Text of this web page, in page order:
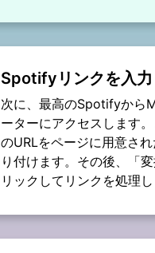
Spotifyリンクを入力
次に、最高のSpotifyから
ーターにアクセスします
のURLをページに用意さ
り付けます。その後、「
リックしてリンクを処理し